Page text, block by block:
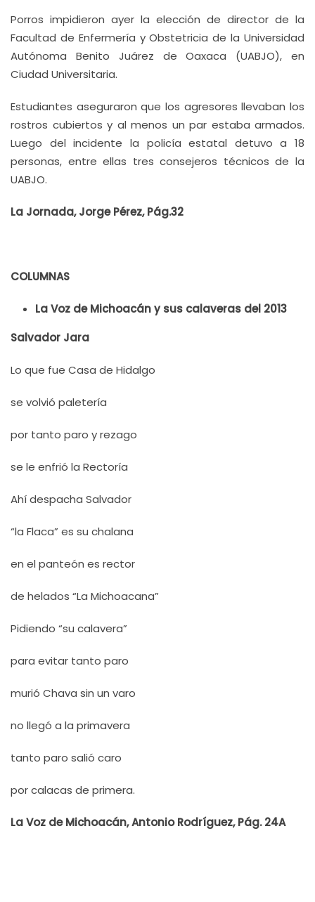
Porros impidieron ayer la elección de director de la
Facultad de Enfermería y Obstetricia de la Universidad
Autónoma Benito Juárez de Oaxaca (UABJO), en
Ciudad Universitaria.
Estudiantes aseguraron que los agresores llevaban los
rostros cubiertos y al menos un par estaba armados.
Luego del incidente la policía estatal detuvo a 18
personas, entre ellas tres consejeros técnicos de la
UABJO.
La Jornada, Jorge Pérez, Pág.32
COLUMNAS
La Voz de Michoacán y sus calaveras del 2013
Salvador Jara
Lo que fue Casa de Hidalgo
se volvió paletería
por tanto paro y rezago
se le enfrió la Rectoría
Ahí despacha Salvador
“la Flaca” es su chalana
en el panteón es rector
de helados “La Michoacana”
Pidiendo “su calavera”
para evitar tanto paro
murió Chava sin un varo
no llegó a la primavera
tanto paro salió caro
por calacas de primera.
La Voz de Michoacán, Antonio Rodríguez, Pág. 24A